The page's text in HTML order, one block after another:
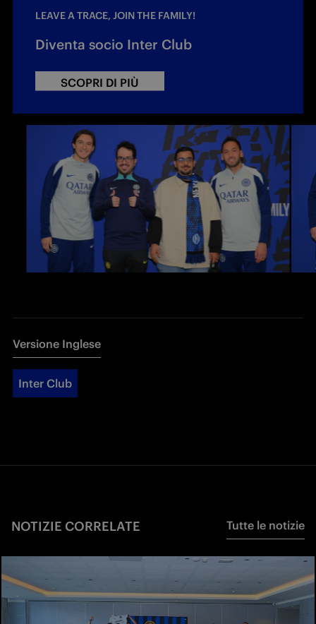
LEAVE A TRACE, JOIN THE FAMILY!
Diventa socio Inter Club
SCOPRI DI PIÙ
Versione Inglese
Inter Club
NOTIZIE CORRELATE Tutte le notizie